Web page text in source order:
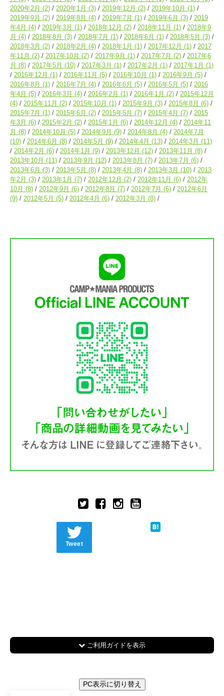
2020年2月 (2) 2020年1月 (3) 2019年12月 (2) 2019年10月 (1)
2019年9月 (2) 2019年8月 (4) 2019年7月 (1) 2019年6月 (3)
2019
年4月 (4) 2019年3月 (1) 2018年12月 (2) 2018年11月 (1)
2018年9
月 (4) 2018年8月 (3) 2018年7月 (1) 2018年6月 (1) 2018年5月 (3)
2018年3月 (2) 2018年2月 (4) 2018年1月 (1) 2017年12月 (1)
2017
年11月 (2) 2017年10月 (2) 2017年9月 (1) 2017年7月 (2)
2017年6
月 (8) 2017年5月 (10) 2017年3月 (1) 2017年2月 (1) 2017年1月 (1)
2016年12月 (1) 2016年11月 (5) 2016年10月 (1) 2016年9月 (5)
2016年8月 (1) 2016年7月 (4) 2016年6月 (5) 2016年5月 (5)
2016
年4月 (5) 2016年3月 (4) 2016年2月 (1) 2016年1月 (2)
2015年12月
(4)
2015年11月 (2) 2015年10月 (1) 2015年9月 (3) 2015年8月 (6)
2015年7月 (1) 2015年6月 (2) 2015年5月 (7) 2015年4月 (7)
2015
年3月 (6) 2015年2月 (2) 2015年1月 (6) 2014年12月 (4)
2014年11
月 (8) 2014年10月 (5) 2014年9月 (9) 2014年8月 (4)
2014年7月
(10)
2014年6月 (8) 2014年5月 (9) 2014年4月 (13) 2014年3月 (11)
2014年2月 (6) 2014年1月 (9) 2013年12月 (12) 2013年11月 (8)
2013年10月 (11) 2013年9月 (12) 2013年8月 (7) 2013年7月 (6)
2013年6月 (3) 2013年5月 (8) 2013年4月 (8) 2013年3月 (10)
2013
年2月 (3) 2013年1月 (7) 2012年12月 (2) 2012年11月 (6)
2012年
10月 (8) 2012年9月 (6) 2012年8月 (7) 2012年7月 (6)
2012年6月
(9)
2012年5月 (5) 2012年4月 (6) 2012年3月 (8)
Tweet
ご利用ガイドを表示
PC表示に切り替え